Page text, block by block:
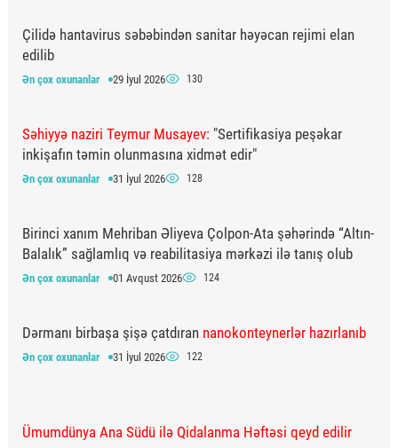
Çilidə hantavirus səbəbindən sanitar həyəcan rejimi elan
edilib
Ən çox oxunanlar 29 İyul 2026 130
Səhiyyə naziri Teymur Musayev: "Sertifikasiya peşəkar
inkişafın təmin olunmasına xidmət edir"
Ən çox oxunanlar 31 İyul 2026 128
Birinci xanım Mehriban Əliyeva Çolpon-Ata şəhərində “Altın-
Balalık” sağlamlıq və reabilitasiya mərkəzi ilə tanış olub
Ən çox oxunanlar 01 Avqust 2026 124
Dərmanı birbaşa şişə çatdıran nanokonteynerlər hazırlanıb
Ən çox oxunanlar 31 İyul 2026 122
Ümumdünya Ana Südü ilə Qidalanma Həftəsi qeyd edilir